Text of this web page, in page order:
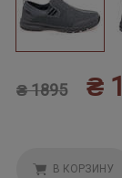
₴ 1895 ₴
В КОРЗИНУ